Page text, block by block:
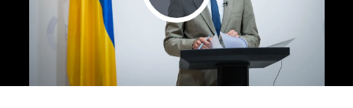
Play Video